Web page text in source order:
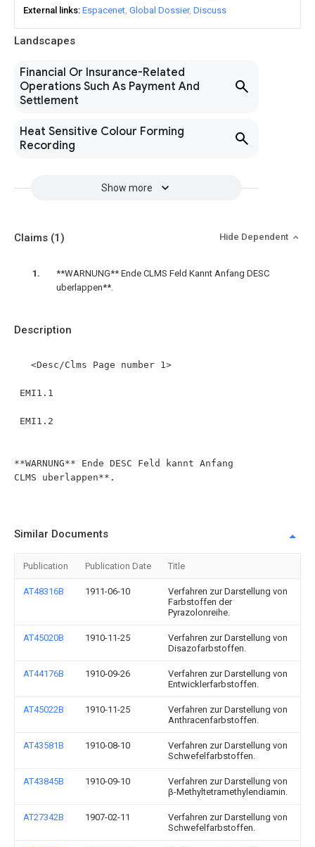
Landscapes
Financial Or Insurance-Related
Operations Such As Payment And
Settlement
Heat Sensitive Colour Forming
Recording
Show more
External links Espacenet Global Dossier Discuss
Description
**WARNUNG** Ende DESC Feld kannt Anfang
CLMS uberlappen**.
Claims (1) Hide Dependent
**WARNUNG** Ende CLMS Feld Kannt Anfang DESC
uberlappen**.
Similar Documents
Publication Publication Date Title
AT48316B 1911-06-10
Verfahren zur Darstellung von
Farbstoffen der
Pyrazolonreihe.
AT45020B 1910-11-25
Verfahren zur Darstellung von
Disazofarbstoffen.
AT44176B 1910-09-26
Verfahren zur Darstellung von
Entwicklerfarbstoffen.
AT45022B 1910-11-25
Verfahren zur Darstellung von
Anthracenfarbstoffen.
AT43581B 1910-08-10
Verfahren zur Darstellung von
Schwefelfarbstoffen.
AT43845B 1910-09-10
Verfahren zur Darstellung von
β-Methyltetramethylendiamin.
AT27342B 1907-02-11
Verfahren zur Darstellung von
Schwefelfarbstoffen.